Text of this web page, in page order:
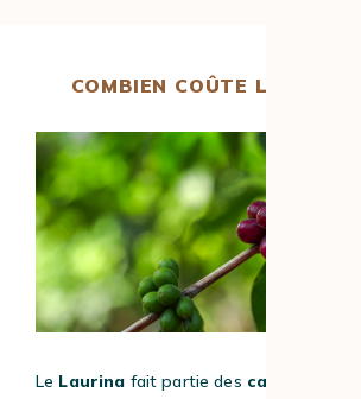
COMBIEN COÛTE LE CAFÉ
Le Laurina fait partie des cafés les